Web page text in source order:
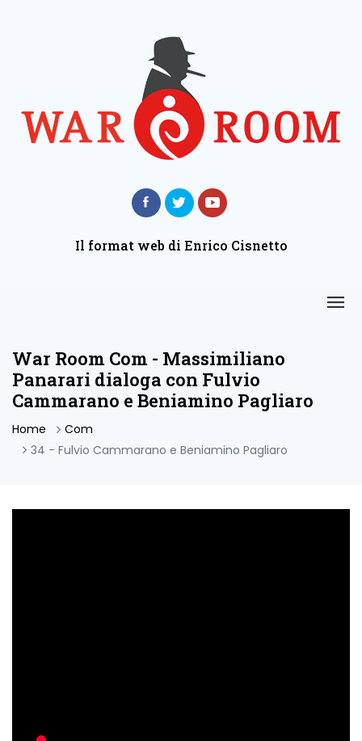
Il format web di Enrico Cisnetto
War Room Com - Massimiliano
Panarari dialoga con Fulvio
Cammarano e Beniamino Pagliaro
Home
Com
34 - Fulvio Cammarano e Beniamino Pagliaro